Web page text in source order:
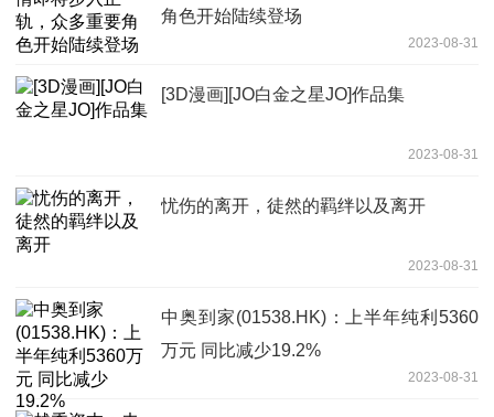
角色开始陆续登场
2023-08-31
[3D漫画][JO白金之星JO]作品集
2023-08-31
忧伤的离开，徒然的羁绊以及离开
2023-08-31
中奥到家(01538.HK)：上半年纯利5360
万元 同比减少19.2%
2023-08-31